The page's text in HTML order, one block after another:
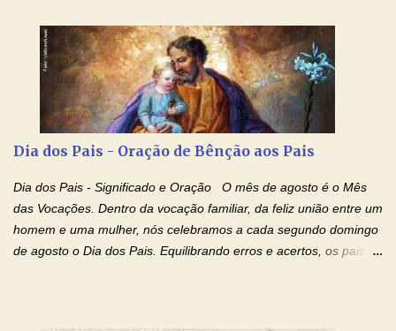
Queremos sempre lembrar-nos deste favor, da vossa intercessão
e invocar-vos como nosso patrono, para maior glória de Deus e o
bem de nossas almas. São Charbel! Rogai por Nós e por todos
aqueles que invocam o vosso nome e auxílio. Amén. Oração 2 Ó
Deus, admirável em Vossos Santos, Vós que inspirastes a São
e a força para fazer triunfar, na sua vida, o heroísmo das virtudes
monásticas: a obediência, a castidade e a voluntária pobreza, e
manifestastes o poder de sua intercessão por numerosos
milagres e gra...
Dia dos Pais - Oração de Bênção aos Pais
Dia dos Pais - Significado e Oração O mês de agosto é o Mês
das Vocações. Dentro da vocação familiar, da feliz união entre um
homem e uma mulher, nós celebramos a cada segundo domingo
de agosto o Dia dos Pais. Equilibrando erros e acertos, os pais